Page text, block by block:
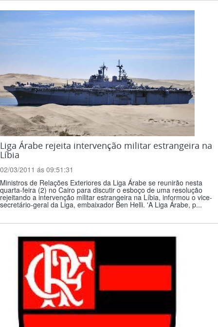
Liga Árabe rejeita intervenção militar estrangeira na
Líbia
02/03/2011 ás 09:51:31
Ministros de Relações Exteriores da Liga Árabe se reunirão nesta
quarta-feira (2) no Cairo para discutir o esboço de uma resolução
rejeitando a intervenção militar estrangeira na Líbia, informou o vice-
secretário-geral da Liga, embaixador Ben Helli. 'A Liga Árabe, p...